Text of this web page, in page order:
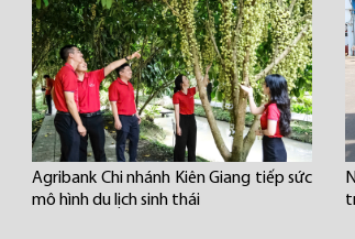
Agribank Chi nhánh Kiên Giang tiếp sức
mô hình du lịch sinh thái